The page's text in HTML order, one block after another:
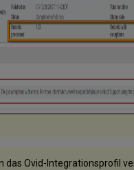
das Ovid-Integrationsprofil